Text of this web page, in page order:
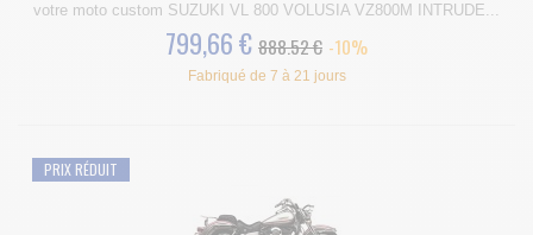
votre moto custom SUZUKI VL 800 VOLUSIA VZ800M INTRUDE...
799,66 € 888.52 € -10%
Fabriqué de 7 à 21 jours
PRIX RÉDUIT